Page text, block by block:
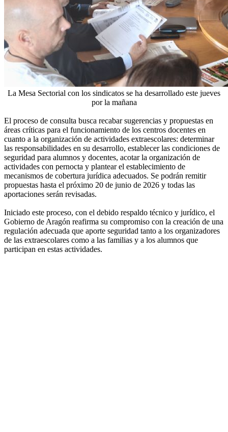
La Mesa Sectorial con los sindicatos se ha desarrollado este jueves
por la mañana
El proceso de consulta busca recabar sugerencias y propuestas en
áreas críticas para el funcionamiento de los centros docentes en
cuanto a la organización de actividades extraescolares: determinar
las responsabilidades en su desarrollo, establecer las condiciones de
seguridad para alumnos y docentes, acotar la organización de
actividades con pernocta y plantear el establecimiento de
mecanismos de cobertura jurídica adecuados. Se podrán remitir
propuestas hasta el próximo 20 de junio de 2026 y todas las
aportaciones serán revisadas.
Iniciado este proceso, con el debido respaldo técnico y jurídico, el
Gobierno de Aragón reafirma su compromiso con la creación de una
regulación adecuada que aporte seguridad tanto a los organizadores
de las extraescolares como a las familias y a los alumnos que
participan en estas actividades.